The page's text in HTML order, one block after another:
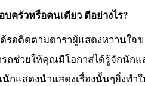
ครัวหรือคนเดียว ดีอย่างไร?
รอติดตามดาราผู้แสดงหวานใจ
รถช่วยให้คุณมีโอกาสได้รู้จักนัก
กแสดงนำแสดงเรื่องนั้นๆยิ่งทำ